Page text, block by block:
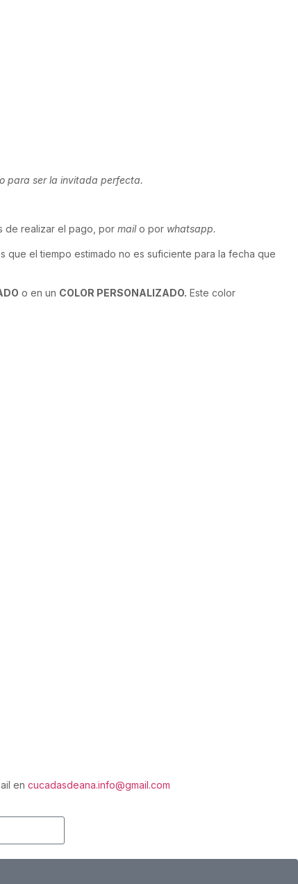
para ser la invitada perfecta.
de realizar el pago, por mailo por whatsapp.
el tiempo estimado no es suficiente para la fecha que
o en un COLOR PERSONALIZADO. Este color
en cucadasdeana.info@gmail.com